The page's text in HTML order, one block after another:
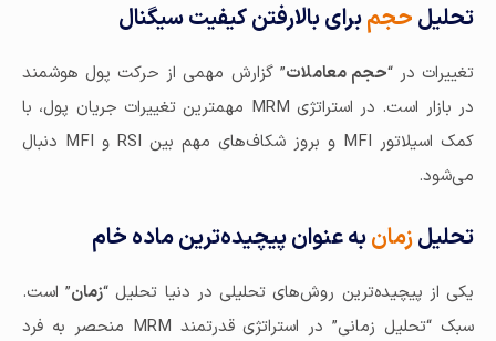
تحلیل حجمبرای بالارفتن کیفیت سیگنال
تغییرات در “حجم معاملات” گزارش مهمی از حرکت پول هوشمند
در بازار است. در استراتژی MRM مهمترین تغییرات جریان پول، با
کمک اسیلاتور MFI و بروز شکاف‌های مهم بین RSI و MFI دنبال
می‌شود.
تحلیلزمانبه عنوان پیچیده‌ترین ماده خام
یکی از پیچیده‌ترین روش‌های تحلیلی در دنیا تحلیل “زمان” است.
سبک “تحلیل زمانی” در استراتژی قدرتمند MRM منحصر به فرد